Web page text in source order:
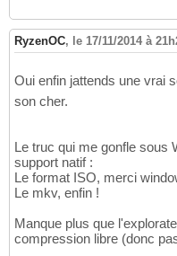
RyzenOC, le 17/11/2014 à
Oui enfin jattends une vrai
son cher.
Le truc qui me gonfle sous
support natif :
Le format ISO, merci
Le mkv, enfin !
Manque plus que
compression libre (donc